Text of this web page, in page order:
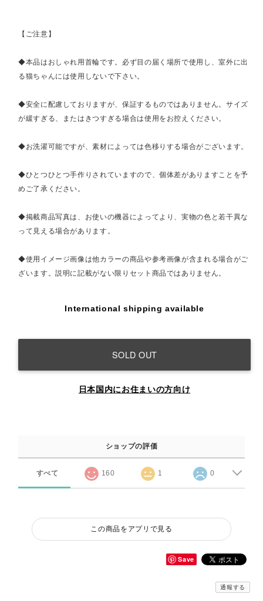
【ご注意】
◆本品はおしゃれ用首輪です。必ず目の届く場所で使用し、室外に出
る猫ちゃんには使用しないで下さい。
◆安全に配慮しておりますが、保証するものではありません。サイズ
が緩すぎる、またはきつすぎる場合は使用をお控えください。
◆お洗濯可能ですが、素材によっては色移りする場合がございます。
◆ひとつひとつ手作りされていますので、個体差がありますことを予
めご了承ください。
◆掲載商品写真は、お使いの機器によってより、実物の色と若干異な
って見える場合があります。
◆使用イメージ画像は他カラーの商品や参考画像が含まれる場合がご
ざいます。説明に記載がない限りセット商品ではありません。
International shipping available
SOLD OUT
日本国内にお住まいの方向け
ショップの評価
すべて 160 1 0
この商品をアプリで見る
Save
通報する